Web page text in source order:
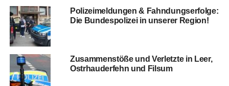
Poli­zei­mel­dun­gen & Fahn­dungs­er­fol­ge:
Die Bun­des­po­li­zei in unse­rer Region!
Zusam­men­stö­ße und Ver­letz­te in Leer,
Ost­rhau­der­fehn und Filsum